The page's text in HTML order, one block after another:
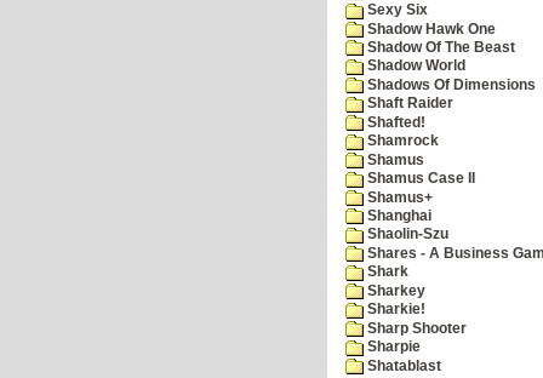
Sexy Six
Shadow Hawk One
Shadow Of The Beast
Shadow World
Shadows Of Dimensions
Shaft Raider
Shafted!
Shamrock
Shamus
Shamus Case II
Shamus+
Shanghai
Shaolin-Szu
Shares - A Business
Shark
Sharkey
Sharkie!
Sharp Shooter
Sharpie
Shatablast